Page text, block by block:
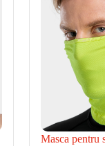
Masca pentru